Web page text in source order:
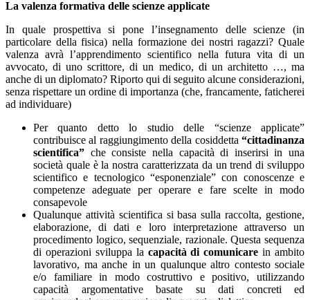
La valenza formativa delle scienze applicate
In quale prospettiva si pone l’insegnamento delle scienze (in
particolare della fisica) nella formazione dei nostri ragazzi? Quale
valenza avrà l’apprendimento scientifico nella futura vita di un
avvocato, di uno scrittore, di un medico, di un architetto …, ma
anche di un diplomato? Riporto qui di seguito alcune considerazioni,
senza rispettare un ordine di importanza (che, francamente, faticherei
ad individuare)
Per quanto detto lo studio delle “scienze applicate”
contribuisce al raggiungimento della cosiddetta “cittadinanza
scientifica” che consiste nella capacità di inserirsi in una
società quale è la nostra caratterizzata da un trend di sviluppo
scientifico e tecnologico “esponenziale” con conoscenze e
competenze adeguate per operare e fare scelte in modo
consapevole
Qualunque attività scientifica si basa sulla raccolta, gestione,
elaborazione, di dati e loro interpretazione attraverso un
procedimento logico, sequenziale, razionale. Questa sequenza
di operazioni sviluppa la capacità di comunicare in ambito
lavorativo, ma anche in un qualunque altro contesto sociale
e/o familiare in modo costruttivo e positivo, utilizzando
capacità argomentative basate su dati concreti ed